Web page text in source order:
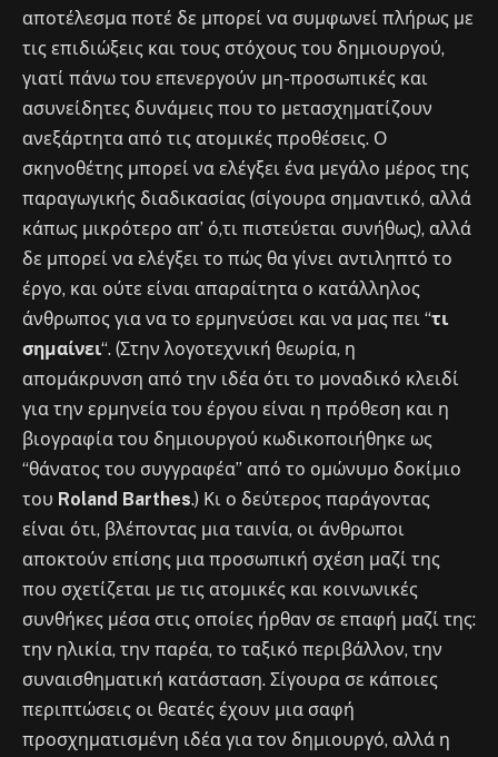
αποτέλεσμα ποτέ δε μπορεί να συμφωνεί πλήρως με
τις επιδιώξεις και τους στόχους του δημιουργού,
γιατί πάνω του επενεργούν μη-προσωπικές και
ασυνείδητες δυνάμεις που το μετασχηματίζουν
ανεξάρτητα από τις ατομικές προθέσεις. Ο
σκηνοθέτης μπορεί να ελέγξει ένα μεγάλο μέρος της
παραγωγικής διαδικασίας (σίγουρα σημαντικό, αλλά
κάπως μικρότερο απ’ ό,τι πιστεύεται συνήθως), αλλά
δε μπορεί να ελέγξει το πώς θα γίνει αντιληπτό το
έργο, και ούτε είναι απαραίτητα ο κατάλληλος
άνθρωπος για να το ερμηνεύσει και να μας πει “τι
σημαίνει“. (Στην λογοτεχνική θεωρία, η
απομάκρυνση από την ιδέα ότι το μοναδικό κλειδί
για την ερμηνεία του έργου είναι η πρόθεση και η
βιογραφία του δημιουργού κωδικοποιήθηκε ως
“θάνατος του συγγραφέα” από το ομώνυμο δοκίμιο
του Roland Barthes.) Κι ο δεύτερος παράγοντας
είναι ότι, βλέποντας μια ταινία, οι άνθρωποι
αποκτούν επίσης μια προσωπική σχέση μαζί της
που σχετίζεται με τις ατομικές και κοινωνικές
συνθήκες μέσα στις οποίες ήρθαν σε επαφή μαζί της:
την ηλικία, την παρέα, το ταξικό περιβάλλον, την
συναισθηματική κατάσταση. Σίγουρα σε κάποιες
περιπτώσεις οι θεατές έχουν μια σαφή
προσχηματισμένη ιδέα για τον δημιουργό, αλλά η